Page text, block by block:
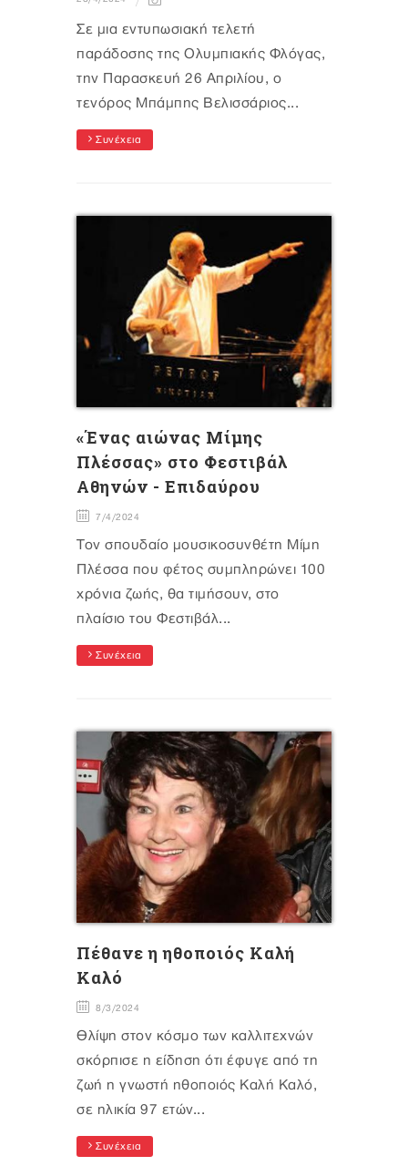
Σε μια εντυπωσιακή τελετή
παράδοσης της Ολυμπιακής Φλόγας,
την Παρασκευή 26 Απριλίου, ο
τενόρος Μπάμπης Βελισσάριος...
Συνέχεια
«Ένας αιώνας Μίμης
Πλέσσας» στο Φεστιβάλ
Αθηνών - Επιδαύρου
7/4/2024
Τον σπουδαίο μουσικοσυνθέτη Μίμη
Πλέσσα που φέτος συμπληρώνει 100
χρόνια ζωής, θα τιμήσουν, στο
πλαίσιο του Φεστιβάλ...
Συνέχεια
Πέθανε η ηθοποιός Καλή
Καλό
8/3/2024
Θλίψη στον κόσμο των καλλιτεχνών
σκόρπισε η είδηση ότι έφυγε από τη
ζωή η γνωστή ηθοποιός Καλή Καλό,
σε ηλικία 97 ετών...
Συνέχεια